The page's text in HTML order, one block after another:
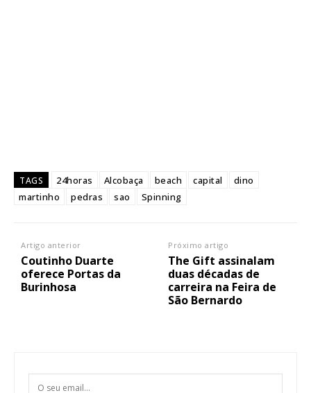
TAGS 24horas Alcobaça beach capital
dino
martinho
pedras sao Spinning
Artigo anterior
Coutinho Duarte
oferece Portas da
Burinhosa
Próximo artigo
The Gift assinalam
duas décadas de
carreira na Feira de
São Bernardo